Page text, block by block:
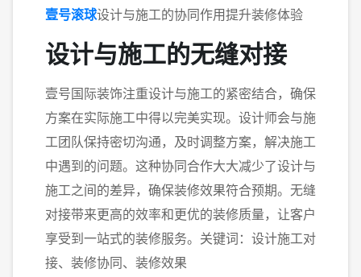
壹号滚球设计与施工的协同作用提升装修体验
设计与施工的无缝对接
壹号国际装饰注重设计与施工的紧密结合，确保
方案在实际施工中得以完美实现。设计师会与施
工团队保持密切沟通，及时调整方案，解决施工
中遇到的问题。这种协同合作大大减少了设计与
施工之间的差异，确保装修效果符合预期。无缝
对接带来更高的效率和更优的装修质量，让客户
享受到一站式的装修服务。关键词：设计施工对
接、装修协同、装修效果